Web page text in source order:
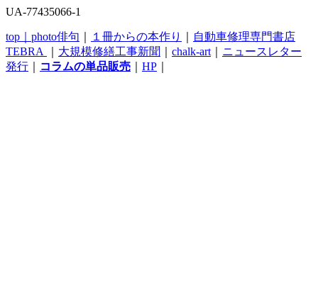
UA-77435066-1
top｜ photo俳句 １冊からの本作り
自動車修理専門書店
TEBRA
大規模修繕工事新聞 chalk-art
ニュースレター
発行
コラムの単品販売 HP